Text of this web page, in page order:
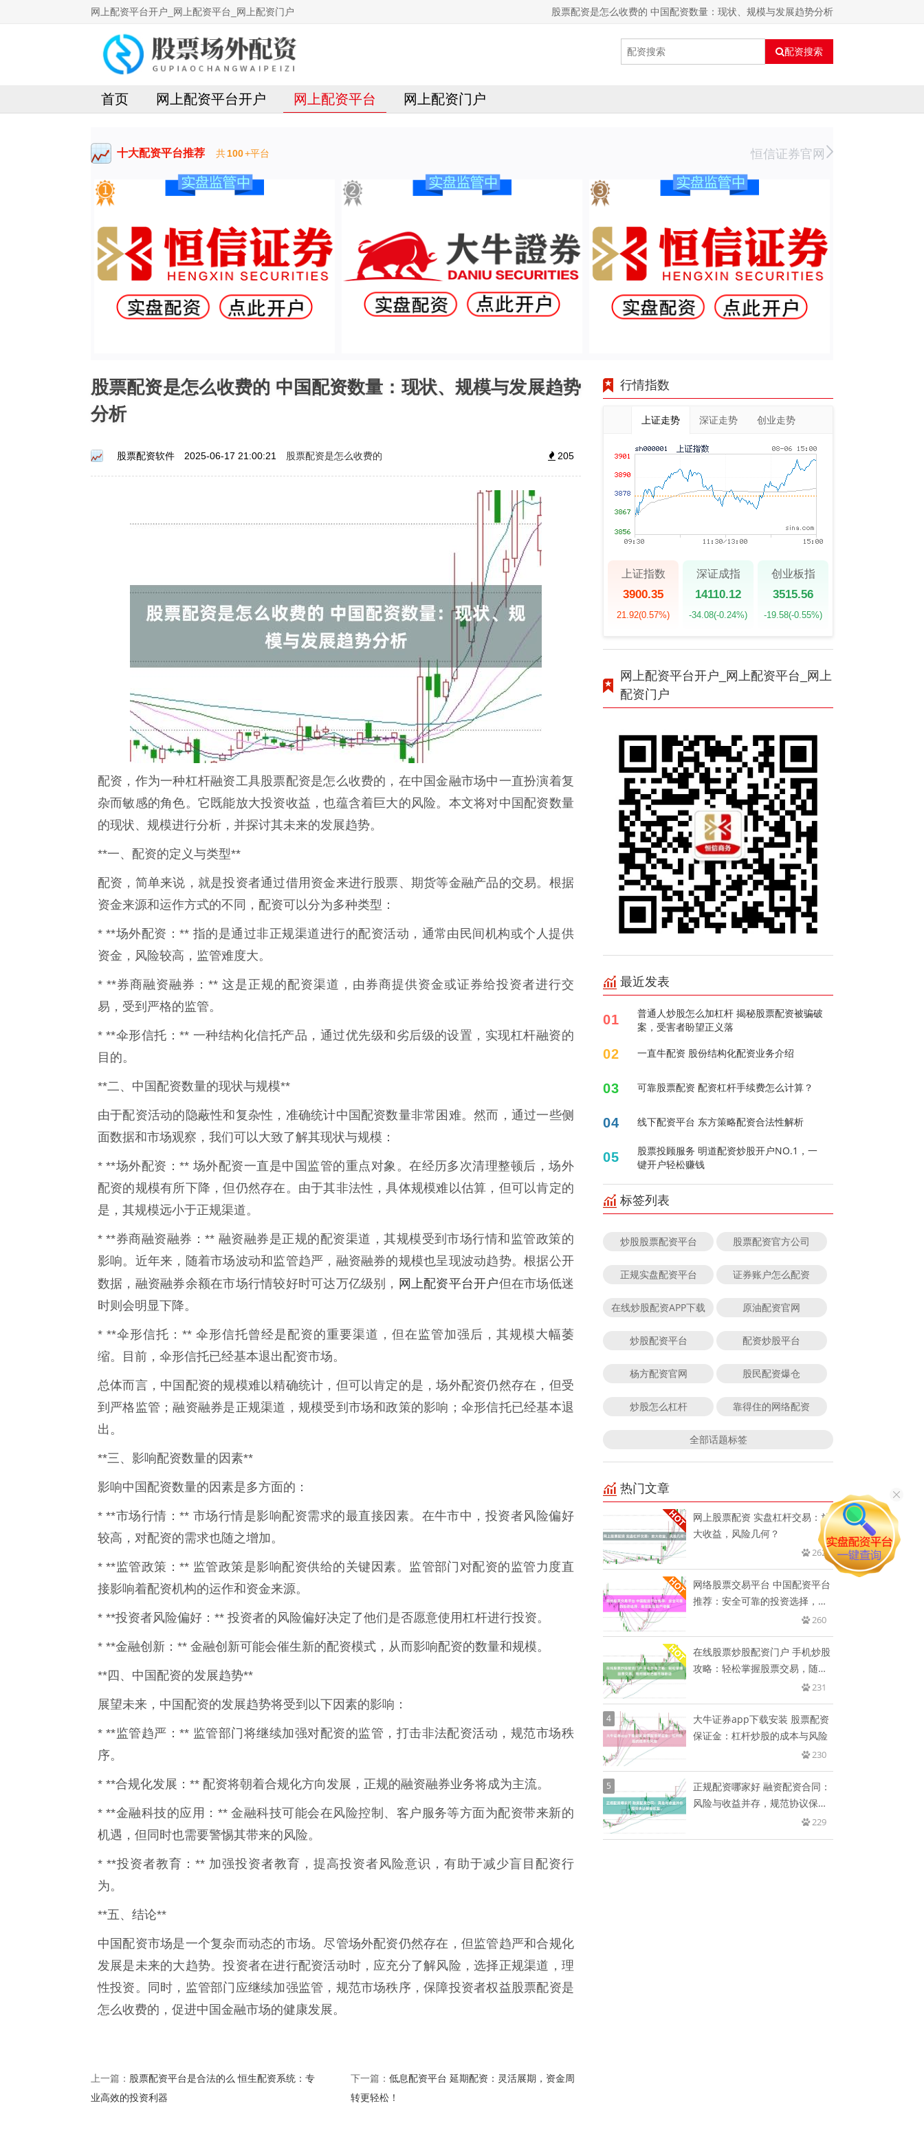
网上配资平台开户_网上配资平台_网上配资门户 股票配资是怎么收费的 中国配资数量：现状、规模与发展趋势分析
配资搜索
首页 网上配资平台开户 网上配资平台 网上配资门户
十大配资平台推荐 共100+平台 恒信证券官网
股票配资是怎么收费的 中国配资数量：现状、规模与发展趋势
分析
股票配资软件 2025-06-17 21:00:21 股票配资是怎么收费的 205
配资，作为一种杠杆融资工具股票配资是怎么收费的，在中国金融市场中一直扮演着复
杂而敏感的角色。它既能放大投资收益，也蕴含着巨大的风险。本文将对中国配资数量
的现状、规模进行分析，并探讨其未来的发展趋势。
**一、配资的定义与类型**
配资，简单来说，就是投资者通过借用资金来进行股票、期货等金融产品的交易。根据
资金来源和运作方式的不同，配资可以分为多种类型：
* **场外配资：** 指的是通过非正规渠道进行的配资活动，通常由民间机构或个人提供
资金，风险较高，监管难度大。
* **券商融资融券：** 这是正规的配资渠道，由券商提供资金或证券给投资者进行交
易，受到严格的监管。
* **伞形信托：** 一种结构化信托产品，通过优先级和劣后级的设置，实现杠杆融资的
目的。
**二、中国配资数量的现状与规模**
由于配资活动的隐蔽性和复杂性，准确统计中国配资数量非常困难。然而，通过一些侧
面数据和市场观察，我们可以大致了解其现状与规模：
* **场外配资：** 场外配资一直是中国监管的重点对象。在经历多次清理整顿后，场外
配资的规模有所下降，但仍然存在。由于其非法性，具体规模难以估算，但可以肯定的
是，其规模远小于正规渠道。
* **券商融资融券：** 融资融券是正规的配资渠道，其规模受到市场行情和监管政策的
影响。近年来，随着市场波动和监管趋严，融资融券的规模也呈现波动趋势。根据公开
数据，融资融券余额在市场行情较好时可达万亿级别， 网上配资平台开户但在市场低迷
时则会明显下降。
* **伞形信托：** 伞形信托曾经是配资的重要渠道，但在监管加强后，其规模大幅萎
缩。目前，伞形信托已经基本退出配资市场。
总体而言，中国配资的规模难以精确统计，但可以肯定的是，场外配资仍然存在，但受
到严格监管；融资融券是正规渠道，规模受到市场和政策的影响；伞形信托已经基本退
出。
**三、影响配资数量的因素**
影响中国配资数量的因素是多方面的：
* **市场行情：** 市场行情是影响配资需求的最直接因素。在牛市中，投资者风险偏好
较高，对配资的需求也随之增加。
* **监管政策：** 监管政策是影响配资供给的关键因素。监管部门对配资的监管力度直
接影响着配资机构的运作和资金来源。
* **投资者风险偏好：** 投资者的风险偏好决定了他们是否愿意使用杠杆进行投资。
* **金融创新：** 金融创新可能会催生新的配资模式，从而影响配资的数量和规模。
**四、中国配资的发展趋势**
展望未来，中国配资的发展趋势将受到以下因素的影响：
* **监管趋严：** 监管部门将继续加强对配资的监管，打击非法配资活动，规范市场秩
序。
* **合规化发展：** 配资将朝着合规化方向发展，正规的融资融券业务将成为主流。
* **金融科技的应用：** 金融科技可能会在风险控制、客户服务等方面为配资带来新的
机遇，但同时也需要警惕其带来的风险。
* **投资者教育：** 加强投资者教育，提高投资者风险意识，有助于减少盲目配资行
为。
**五、结论**
中国配资市场是一个复杂而动态的市场。尽管场外配资仍然存在，但监管趋严和合规化
发展是未来的大趋势。投资者在进行配资活动时，应充分了解风险，选择正规渠道，理
性投资。同时，监管部门应继续加强监管，规范市场秩序，保障投资者权益股票配资是
怎么收费的，促进中国金融市场的健康发展。
上一篇： 股票配资平台是合法的么 恒生配资系统：专
业高效的投资利器
下一篇： 低息配资平台 延期配资：灵活展期，资金周
转更轻松！
行情指数
上证走势 深证走势 创业走势
上证指数
3900.35
21.92(0.57%)
深证成指
14110.12
-34.08(-0.24%)
创业板指
3515.56
-19.58(-0.55%)
网上配资平台开户_网上配资平台_网上
配资门户
最近发表
01
普通人炒股怎么加杠杆 揭秘股票配资被骗破
案，受害者盼望正义落
02 一直牛配资 股份结构化配资业务介绍
03 可靠股票配资 配资杠杆手续费怎么计算？
04 线下配资平台 东方策略配资合法性解析
05
股票投顾服务 明道配资炒股开户NO.1，一
键开户轻松赚钱
标签列表
炒股股票配资平台 股票配资官方公司
正规实盘配资平台 证券账户怎么配资
在线炒股配资APP下载 原油配资官网
炒股配资平台 配资炒股平台
杨方配资官网 股民配资爆仓
炒股怎么杠杆 靠得住的网络配资
全部话题标签
热门文章
网上股票配资 实盘杠杆交易：放
大收益，风险几何？
262
网络股票交易平台 中国配资平台
推荐：安全可靠的投资选择，助
260
在线股票炒股配资门户 手机炒股
攻略：轻松掌握股票交易，随时
231
4
大牛证券app下载安装 股票配资
保证金：杠杆炒股的成本与风险
230
5
正规配资哪家好 融资配资合同：
风险与收益并存，规范协议保障
229